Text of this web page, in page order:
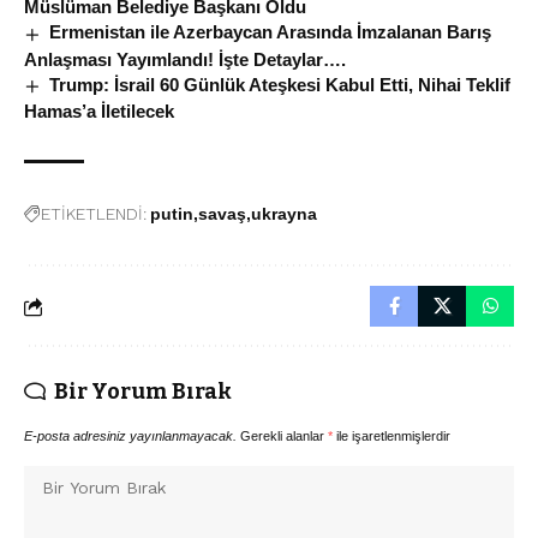
Müslüman Belediye Başkanı Oldu
Ermenistan ile Azerbaycan Arasında İmzalanan Barış
Anlaşması Yayımlandı! İşte Detaylar….
Trump: İsrail 60 Günlük Ateşkesi Kabul Etti, Nihai Teklif
Hamas’a İletilecek
ETİKETLENDİ: putin savaş ukrayna
Bir Yorum Bırak
E-posta adresiniz yayınlanmayacak. Gerekli alanlar * ile işaretlenmişlerdir